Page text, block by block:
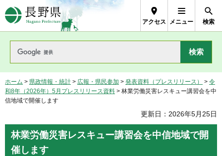
長野県Nagano Prefecture
アクセス メニュー 検索
ホーム > 県政情報・統計 > 広報・県民参加 > 発表資料（プレスリリース） > 令
和8年（2026年）5月プレスリリース資料 > 林業労働災害レスキュー講習会を中
信地域で開催します
更新日：2026年5月25日
林業労働災害レスキュー講習会を中信地域で開
催します